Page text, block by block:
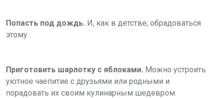
Попасть под дождь. И, как в детстве, обрадоваться
этому.
Приготовить шарлотку с яблоками. Можно устроить
уютное чаепитие с друзьями или родными и
порадовать их своим кулинарным шедевром.